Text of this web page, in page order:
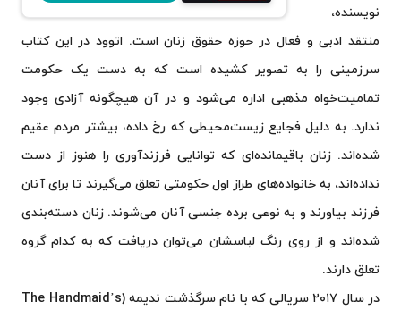
نویسنده،
منتقد ادبی و فعال در حوزه حقوق زنان است. اتوود در این کتاب
سرزمینی را به تصویر کشیده است که به دست یک حکومت
تمامیت‌خواه مذهبی اداره می‌شود و در آن هیچگونه آزادی وجود
ندارد. به دلیل فجایع زیست‌محیطی که رخ داده، بیشتر مردم عقیم
شده‌اند. زنان باقیمانده‌ای که توانایی فرزندآوری را هنوز از دست
نداده‌اند، به خانواده‌های طراز اول حکومتی تعلق می‌گیرند تا برای آنان
فرزند بیاورند و به نوعی برده جنسی آنان می‌شوند. زنان دسته‌بندی
شده‌اند و از روی رنگ لباسشان می‌توان دریافت که به کدام گروه
تعلق دارند.
در سال ۲۰۱۷ سریالی که با نام سرگذشت ندیمه (The Handmaid’s